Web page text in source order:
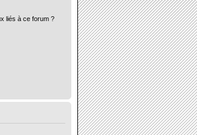
liés à ce forum ?